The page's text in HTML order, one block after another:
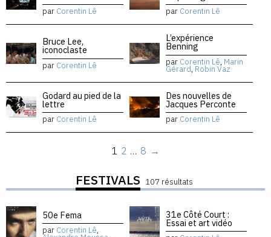
par Corentin Lê par Corentin Lê
Bruce Lee,
iconoclaste
par Corentin Lê
L’expérience
Benning
par Corentin Lê, Marin
Gérard, Robin Vaz
Godard au pied de la
lettre
par Corentin Lê
Des nouvelles de
Jacques Perconte
par Corentin Lê
1 2 … 8 →
FESTIVALS 107 résultats
50e Fema
par Corentin Lê,
31e Côté Court :
Essai et art vidéo